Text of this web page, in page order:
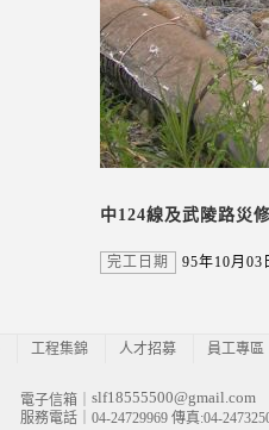
中124線及武陵路災
完工日期 95年10月03
工程集錦 人才招募 員工專區
服務電話｜04-24729969 傳真:04-
電子信箱｜ slf18555500@gmail.com